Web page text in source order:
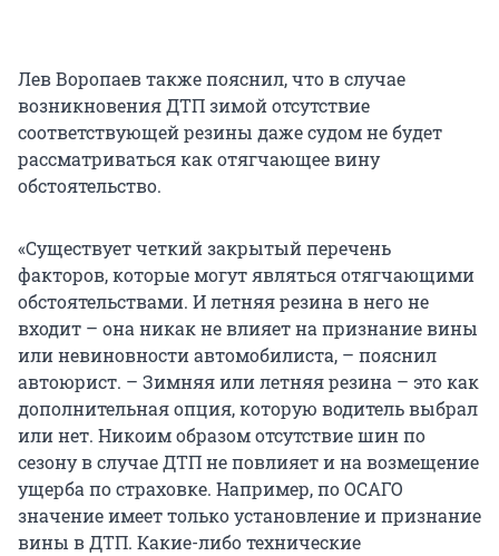
Лев Воропаев также пояснил, что в случае
возникновения ДТП зимой отсутствие
соответствующей резины даже судом не будет
рассматриваться как отягчающее вину
обстоятельство.
«Существует четкий закрытый перечень
факторов, которые могут являться отягчающими
обстоятельствами. И летняя резина в него не
входит – она никак не влияет на признание вины
или невиновности автомобилиста, – пояснил
автоюрист. – Зимняя или летняя резина – это как
дополнительная опция, которую водитель выбрал
или нет. Никоим образом отсутствие шин по
сезону в случае ДТП не повлияет и на возмещение
ущерба по страховке. Например, по ОСАГО
значение имеет только установление и признание
вины в ДТП. Какие-либо технические